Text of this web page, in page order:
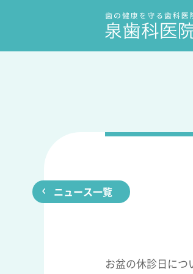
ニュース一覧
お盆の休診日につ